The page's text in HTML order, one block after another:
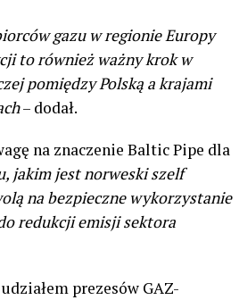
gazu w regionie Europy
to również ważny krok w
pomiędzy Polską a krajami
– dodał.
na znaczenie Baltic Pipe dla
jakim jest norweski szelf
na bezpieczne wykorzystanie
redukcji emisji sektora
prezesów GAZ-